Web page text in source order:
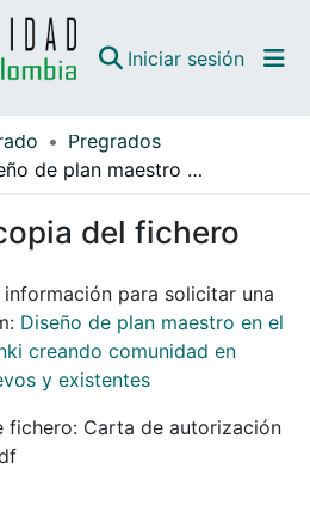
Iniciar sesión
Pregrados
Diseño de plan maestro en el distrito de Viikki, Helsinki creando comunidad en viviendas, edificios nuevos y existentes
del fichero
para solicitar una
Diseño de plan maestro en el
creando comunidad en
y existentes
fichero: Carta de autorización